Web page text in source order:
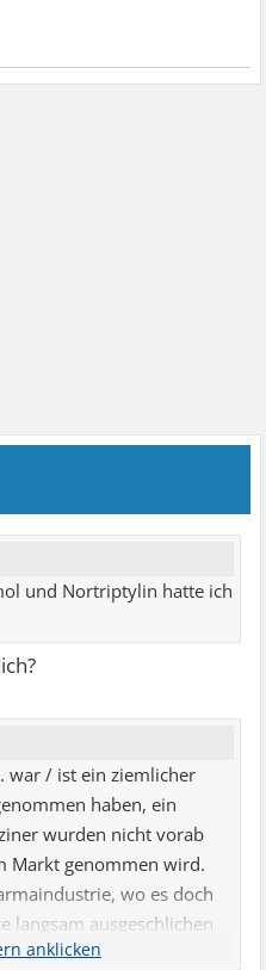
und Nortriptylin hatte ich
war / ist ein ziemlicher
haben, ein
wurden nicht vorab
Markt genommen wird.
wo es doch
langsam ausgeschlichen
für Deutschland ist